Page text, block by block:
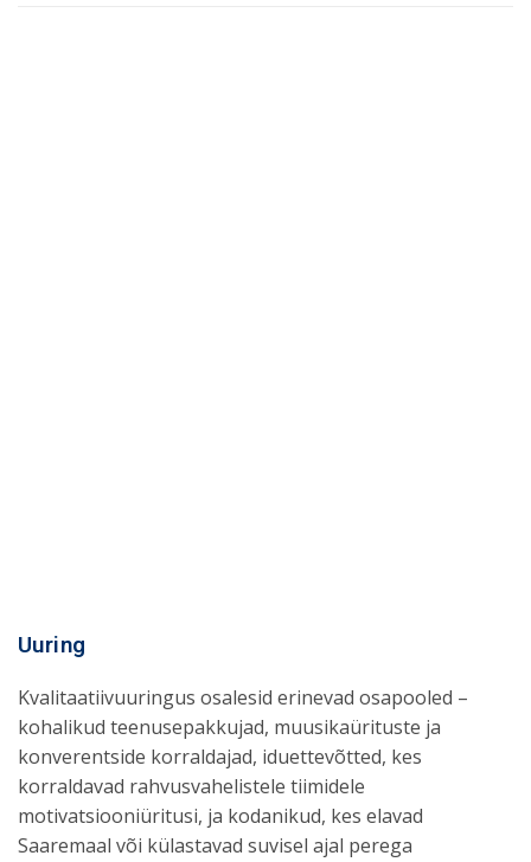
Uuring
Kvalitaatiivuuringus osalesid erinevad osapooled –
kohalikud teenusepakkujad, muusikaürituste ja
konverentside korraldajad, iduettevõtted, kes
korraldavad rahvusvahelistele tiimidele
motivatsiooniüritusi, ja kodanikud, kes elavad
Saaremaal või külastavad suvisel ajal perega